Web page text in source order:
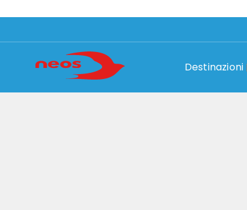
Destinazioni